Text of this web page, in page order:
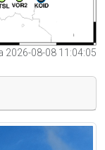
2026-08-08 11:04:05